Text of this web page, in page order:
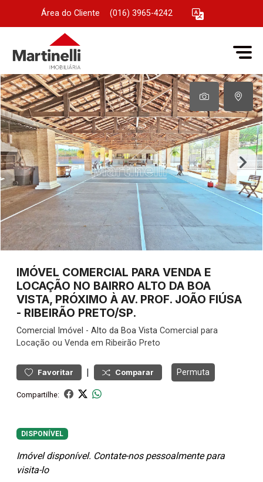
Área do Cliente (016) 3965-4242
IMÓVEL COMERCIAL PARA VENDA E
LOCAÇÃO NO BAIRRO ALTO DA BOA
VISTA, PRÓXIMO À AV. PROF. JOÃO FIÚSA
- RIBEIRÃO PRETO/SP.
Comercial Imóvel - Alto da Boa Vista Comercial para
Locação ou Venda em Ribeirão Preto
Favoritar | Comparar Permuta
Compartilhe:
DISPONÍVEL
Imóvel disponível. Contate-nos pessoalmente para
visita-lo